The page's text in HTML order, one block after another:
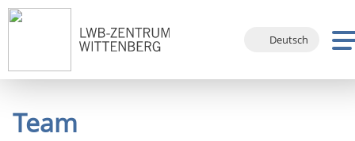
Deutsch
Team